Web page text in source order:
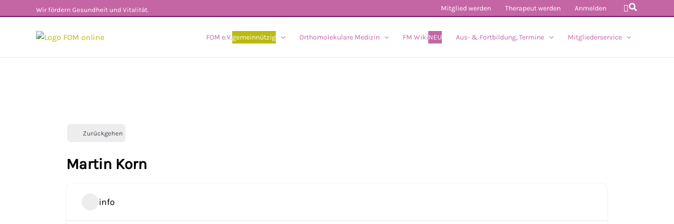
Inhalt
Wir fördern Gesundheit und Vitalität. Mitglied werden Therapeut werden Anmelden Suchen
FOM e.V.gemeinnützig Orthomolekulare Medizin FM WikiNEU Aus- & Fortbildung, Termine Mitgliederservice
Zurückgehen
Martin Korn
info